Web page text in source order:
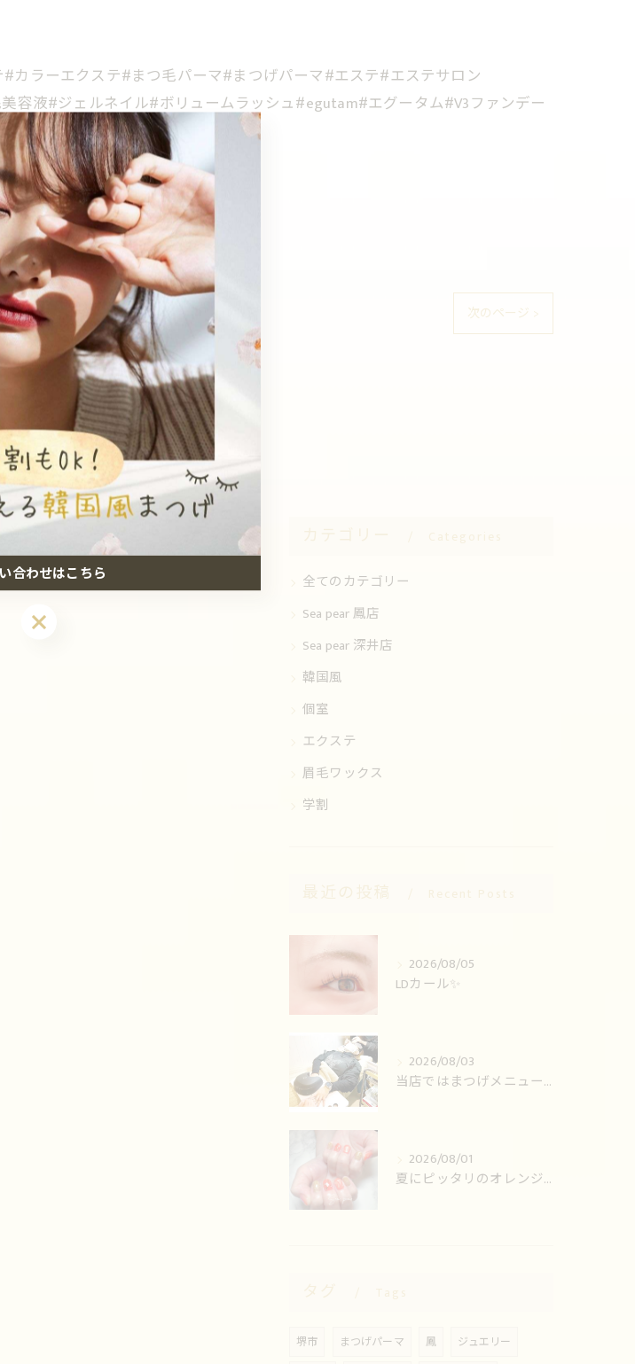
ラーエクステ#まつ毛パーマ#まつげパーマ#エステ#エステサロン
液#ジェルネイル#ボリュームラッシュ#egutam#エグータム#V3ファンデー
一覧に戻る 次のページ >
連タグ
ーマ #エグータム
カテゴリー Categories
全てのカテゴリー
Sea pear 鳳店
Sea pear 深井店
韓国風
個室
エクステ
眉毛ワックス
学割
最近の投稿 Recent Posts
2026/08/05
LDカール✨️
2026/08/03
当店ではまつげメニューとネイルの同時施術可能です！
2026/08/01
夏にピッタリのオレンジ💅
タグ Tags
堺市 まつげパーマ 鳳
ジュエリー
い合わせはこちら
合わせはこちら